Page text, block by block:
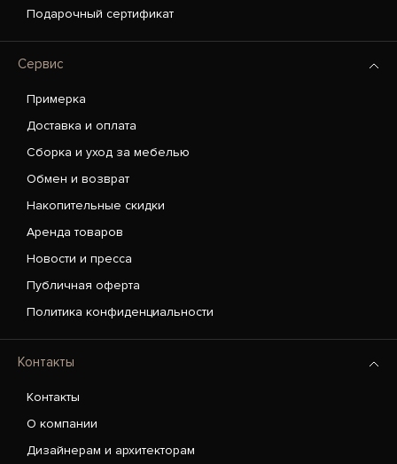
Подарочный сертификат
Сервис
Примерка
Доставка и оплата
Сборка и уход за мебелью
Обмен и возврат
Накопительные скидки
Аренда товаров
Новости и пресса
Публичная оферта
Политика конфиденциальности
Контакты
Контакты
О компании
Дизайнерам и архитекторам